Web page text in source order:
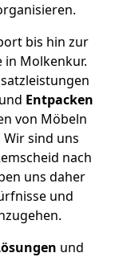
bis hin zur
in Molkenkur.
und Entpacken
von Möbeln
sind uns
nach
uns daher
und
und